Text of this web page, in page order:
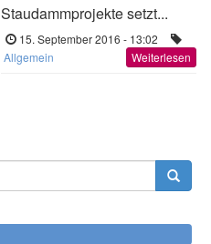
Staudammprojekte setzt...
15. September 2016 - 13:02
Allgemein
Weiterlesen